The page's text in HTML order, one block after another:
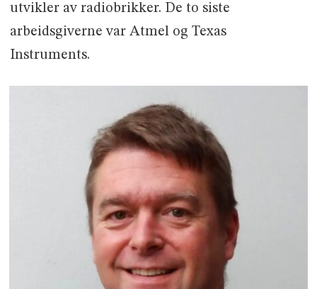
utvikler av radiobrikker. De to siste
arbeidsgiverne var Atmel og Texas
Instruments.